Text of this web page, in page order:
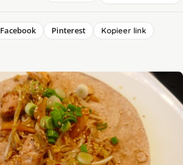
Facebook Pinterest
Kopieer link